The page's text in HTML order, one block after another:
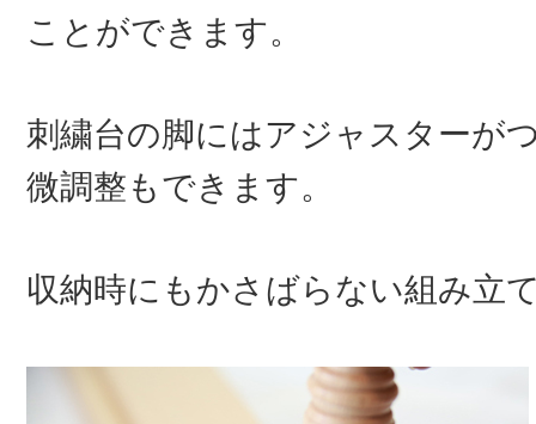
ことができます。
刺繍台の脚にはアジャスターが
微調整もできます。
収納時にもかさばらない組み立